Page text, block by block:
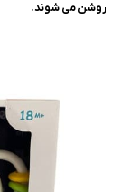
روشن می شوند.